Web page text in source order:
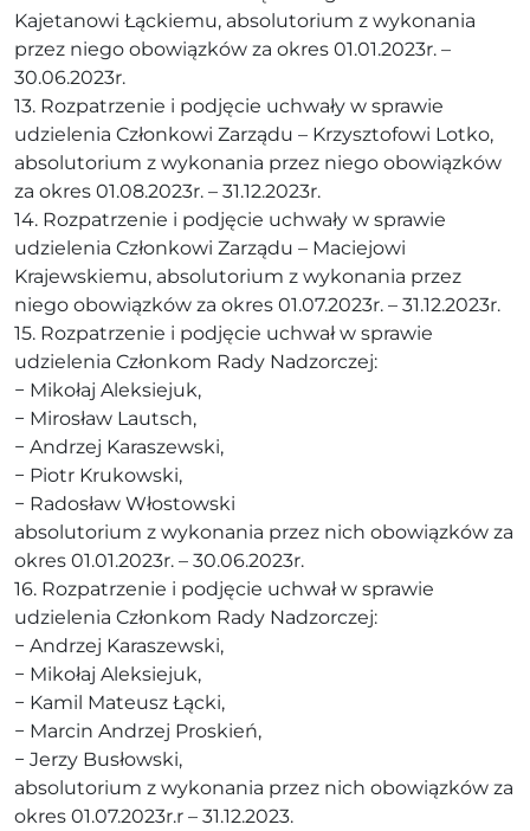
Kajetanowi Łąckiemu, absolutorium z wykonania
przez niego obowiązków za okres 01.01.2023r. –
30.06.2023r.
13. Rozpatrzenie i podjęcie uchwały w sprawie
udzielenia Członkowi Zarządu – Krzysztofowi Lotko,
absolutorium z wykonania przez niego obowiązków
za okres 01.08.2023r. – 31.12.2023r.
14. Rozpatrzenie i podjęcie uchwały w sprawie
udzielenia Członkowi Zarządu – Maciejowi
Krajewskiemu, absolutorium z wykonania przez
niego obowiązków za okres 01.07.2023r. – 31.12.2023r.
15. Rozpatrzenie i podjęcie uchwał w sprawie
udzielenia Członkom Rady Nadzorczej:
− Mikołaj Aleksiejuk,
− Mirosław Lautsch,
− Andrzej Karaszewski,
− Piotr Krukowski,
− Radosław Włostowski
absolutorium z wykonania przez nich obowiązków za
okres 01.01.2023r. – 30.06.2023r.
16. Rozpatrzenie i podjęcie uchwał w sprawie
udzielenia Członkom Rady Nadzorczej:
− Andrzej Karaszewski,
− Mikołaj Aleksiejuk,
− Kamil Mateusz Łącki,
− Marcin Andrzej Proskień,
− Jerzy Busłowski,
absolutorium z wykonania przez nich obowiązków za
okres 01.07.2023r.r – 31.12.2023.